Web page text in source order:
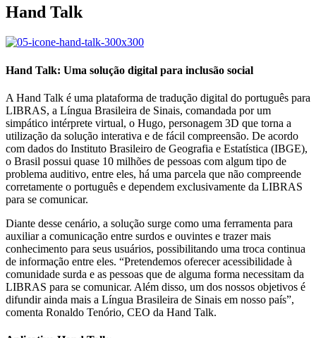
Hand Talk
Hand Talk: Uma solução digital para inclusão social
A Hand Talk é uma plataforma de tradução digital do português para
LIBRAS, a Língua Brasileira de Sinais, comandada por um
simpático intérprete virtual, o Hugo, personagem 3D que torna a
utilização da solução interativa e de fácil compreensão. De acordo
com dados do Instituto Brasileiro de Geografia e Estatística (IBGE),
o Brasil possui quase 10 milhões de pessoas com algum tipo de
problema auditivo, entre eles, há uma parcela que não compreende
corretamente o português e dependem exclusivamente da LIBRAS
para se comunicar.
Diante desse cenário, a solução surge como uma ferramenta para
auxiliar a comunicação entre surdos e ouvintes e trazer mais
conhecimento para seus usuários, possibilitando uma troca continua
de informação entre eles. “Pretendemos oferecer acessibilidade à
comunidade surda e as pessoas que de alguma forma necessitam da
LIBRAS para se comunicar. Além disso, um dos nossos objetivos é
difundir ainda mais a Língua Brasileira de Sinais em nosso país”,
comenta Ronaldo Tenório, CEO da Hand Talk.